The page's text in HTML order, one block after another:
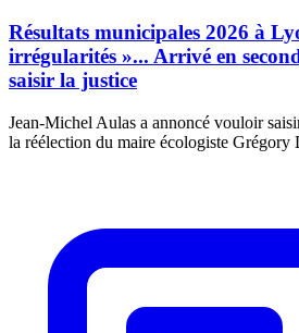
Résultats municipales 2026 à
irrégularités »... Arrivé en
saisir la justice
Jean-Michel Aulas a annoncé vouloir
la réélection du maire écologiste Grégory